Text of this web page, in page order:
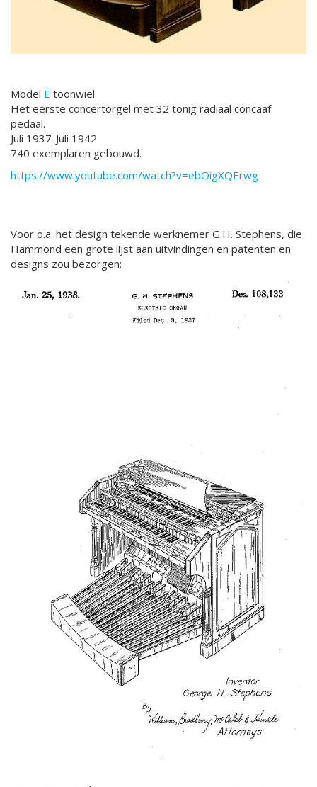
Model E toonwiel.
Het eerste concertorgel met 32 tonig radiaal concaaf
pedaal.
Juli 1937-Juli 1942
740 exemplaren gebouwd.
https://www.youtube.com/watch?v=ebOigXQErwg
Voor o.a. het design tekende werknemer G.H. Stephens, die
Hammond een grote lijst aan uitvindingen en patenten en
designs zou bezorgen: